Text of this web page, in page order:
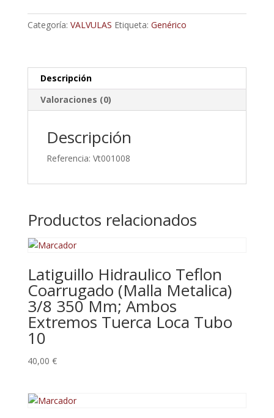
Dicsa
Categoría: VALVULAS Etiqueta: Genérico
Descripción
Valoraciones (0)
Descripción
Referencia: Vt001008
Productos relacionados
Latiguillo Hidraulico Teflon
Coarrugado (Malla Metalica)
3/8 350 Mm; Ambos
Extremos Tuerca Loca Tubo
10
40,00 €